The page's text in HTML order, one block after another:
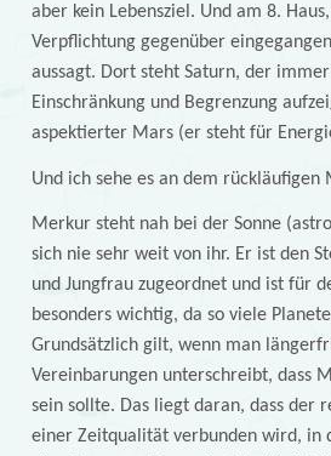
aber kein Lebensziel. Und am 8.
Verpflichtung gegenüber
aussagt. Dort steht Saturn, der
Einschränkung und Begrenzung
aspektierter Mars (er steht für
Und ich sehe es an dem rückläufigen
Merkur steht nah bei der Sonne
sich nie sehr weit von ihr. Er ist den
und Jungfrau zugeordnet und ist für
besonders wichtig, da so viele
Grundsätzlich gilt, wenn man
Vereinbarungen unterschreibt, dass
sein sollte. Das liegt daran, dass der
einer Zeitqualität verbunden wird, in